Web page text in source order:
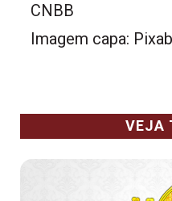
CNBB
Imagem capa:
VEJA